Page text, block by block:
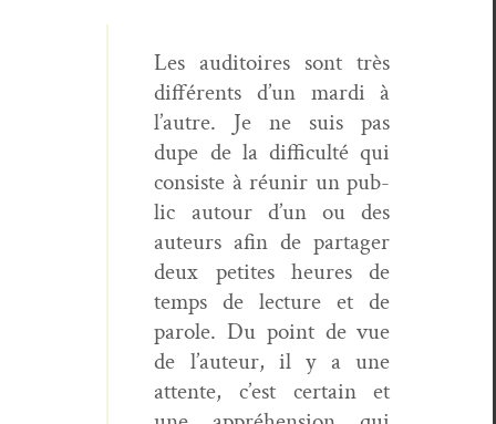
Les audi­toires sont très
dif­férents d’un mar­di à
l’autre. Je ne suis pas
dupe de la dif­fi­culté qui
con­siste à réu­nir un pub­
lic autour d’un ou des
auteurs afin de partager
deux petites heures de
temps de lec­ture et de
parole. Du point de vue
de l’auteur, il y a une
attente, c’est cer­tain et